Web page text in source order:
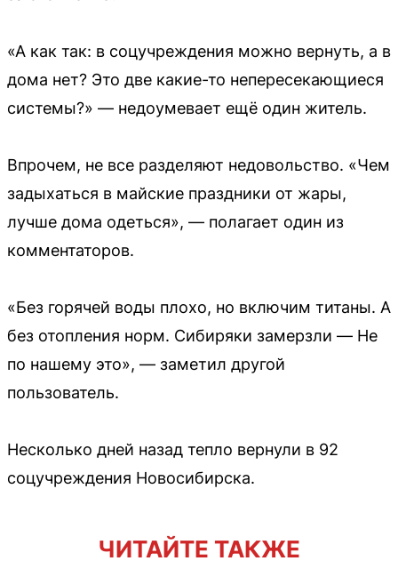
«А как так: в соцучреждения можно вернуть, а в
дома нет? Это две какие-то непересекающиеся
системы?» — недоумевает ещё один житель.
Впрочем, не все разделяют недовольство. «Чем
задыхаться в майские праздники от жары,
лучше дома одеться», — полагает один из
комментаторов.
«Без горячей воды плохо, но включим титаны. А
без отопления норм. Сибиряки замерзли — Не
по нашему это», — заметил другой
пользователь.
Несколько дней назад тепло вернули в 92
соцучреждения Новосибирска.
ЧИТАЙТЕ ТАКЖЕ